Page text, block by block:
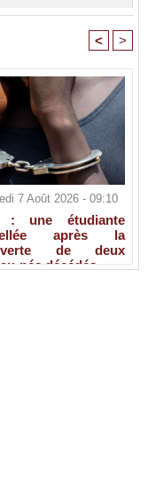
< >
7 Août 2026 - 09:10
: une étudiante
après la
de deux
nés décédés